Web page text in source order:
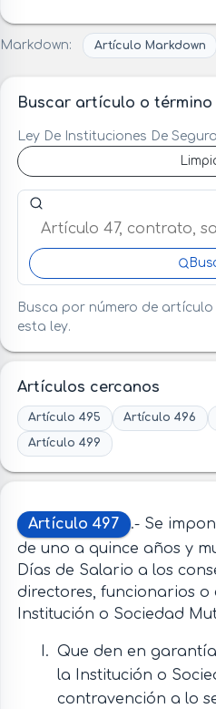
Markdown: Artículo Markdown
Buscar artículo o término
Ley De Instituciones De
Buscar artículo o término
Busca por número de
esta ley.
Artículos cercanos
Artículo 495 Artículo 496
Artículo 499
Artículo 497
.- Se
de uno a quince años y
Días de Salario a los
directores, funcionarios o
Institución o Sociedad
Que den en
la Institución o
contravención a lo